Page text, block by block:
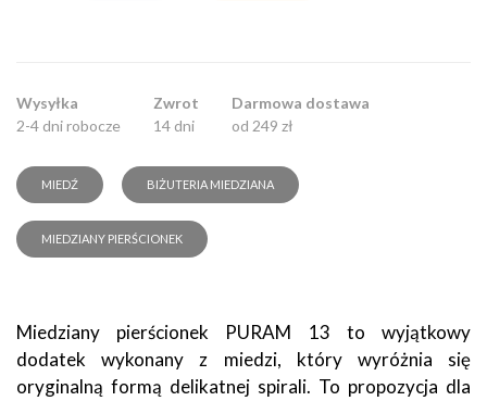
Wysyłka
2-4 dni robocze
Zwrot
14 dni
Darmowa dostawa
od 249 zł
MIEDŹ BIŻUTERIA MIEDZIANA
MIEDZIANY PIERŚCIONEK
Miedziany pierścionek PURAM 13 to wyjątkowy
dodatek wykonany z miedzi, który wyróżnia się
oryginalną formą delikatnej spirali. To propozycja dla